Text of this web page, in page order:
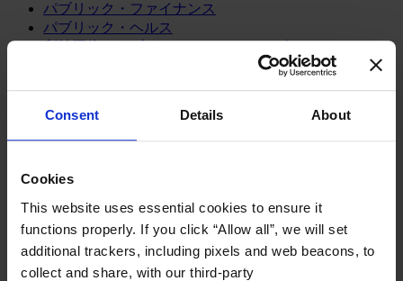
Consent Details About
Cookies
This website uses essential cookies to ensure it
functions properly. If you click “Allow all”, we will set
additional trackers, including pixels and web beacons, to
collect and share, with our third-party
パブリック・ファイナンス
パブリック・ヘルス
利益団体＆パブリック・アフェアーズ
芸術、文化＆スポーツ
スポーツ
メディア/エンターテインメント/スポーツ
リテール、アパレル＆高級消費財
旅行・ホスピタリティ